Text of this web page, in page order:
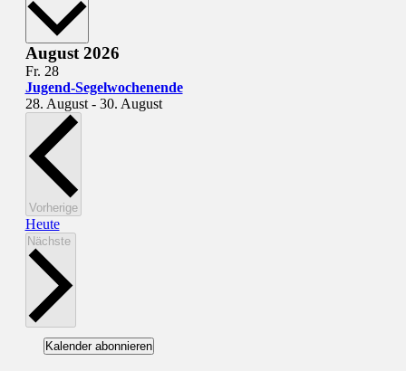
August 2026
Fr. 28
Jugend-Segelwochenende
28. August- 30. August
VorherigeVeranstaltungen
Heute
Nächste
Kalender abonnieren